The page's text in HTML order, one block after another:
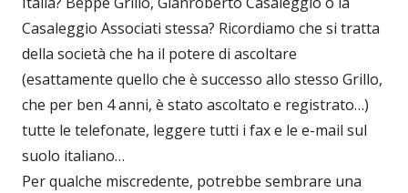
Casaleggio Associati stessa? Ricordiamo che si tratta
della società che ha il potere di ascoltare
(esattamente quello che è successo allo stesso Grillo,
che per ben 4 anni, è stato ascoltato e registrato…)
tutte le telefonate, leggere tutti i fax e le e-mail sul
suolo italiano…
Per qualche miscredente, potrebbe sembrare una